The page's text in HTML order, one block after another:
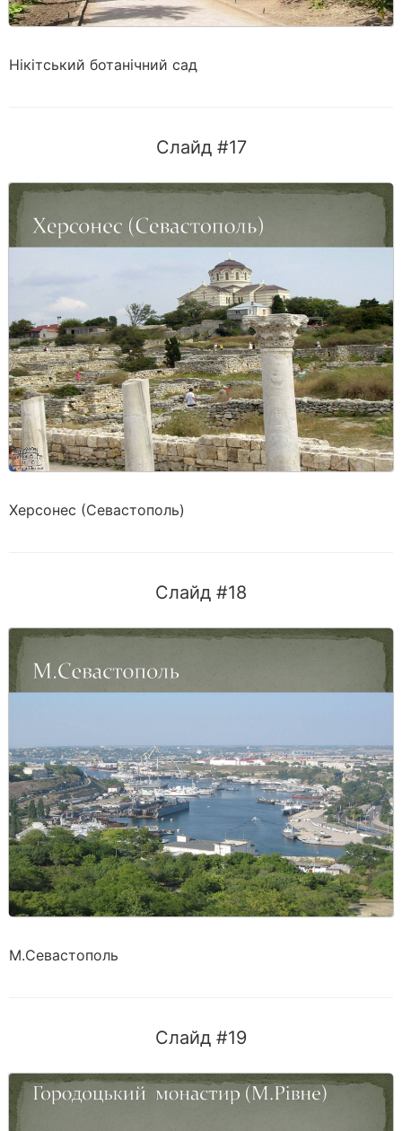
Нікітський ботанічний сад
Слайд #17
Херсонес (Севастополь)
Слайд #18
М.Севастополь
Слайд #19